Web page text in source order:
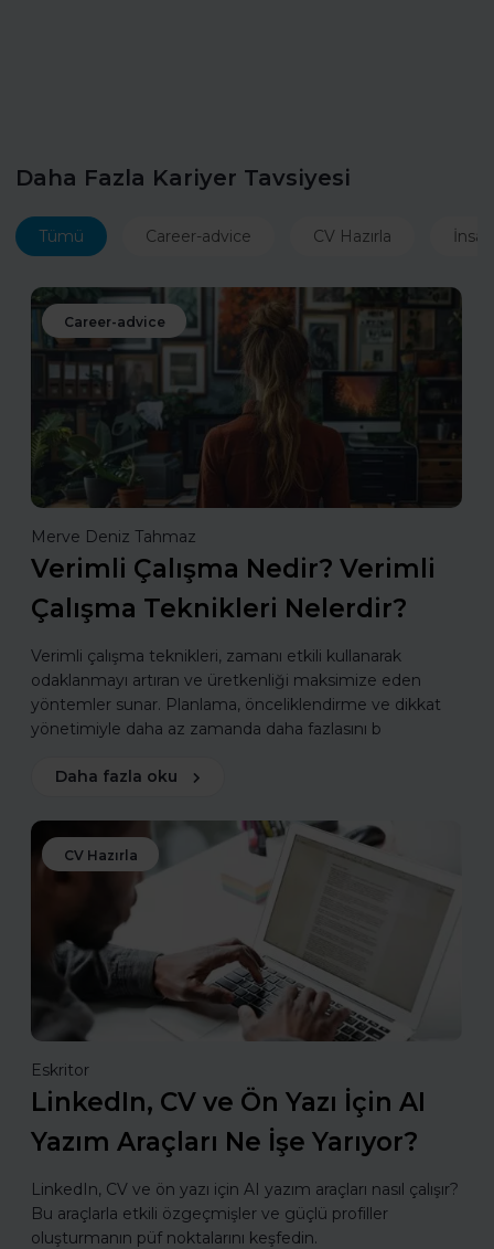
Daha Fazla Kariyer Tavsiyesi
Tümü Career-advice CV Hazırla
Career-advice
Merve Deniz Tahmaz
Verimli Çalışma Nedir? Verimli
Çalışma Teknikleri Nelerdir?
Verimli çalışma teknikleri, zamanı etkili kullanarak
odaklanmayı artıran ve üretkenliği maksimize eden
yöntemler sunar. Planlama, önceliklendirme ve dikkat
yönetimiyle daha az zamanda daha fazlasını b
Daha fazla oku
CV Hazırla
Eskritor
LinkedIn, CV ve Ön Yazı İçin AI
Yazım Araçları Ne İşe Yarıyor?
LinkedIn, CV ve ön yazı için AI yazım araçları nasıl çalışır?
Bu araçlarla etkili özgeçmişler ve güçlü profiller
oluşturmanın püf noktalarını keşfedin.